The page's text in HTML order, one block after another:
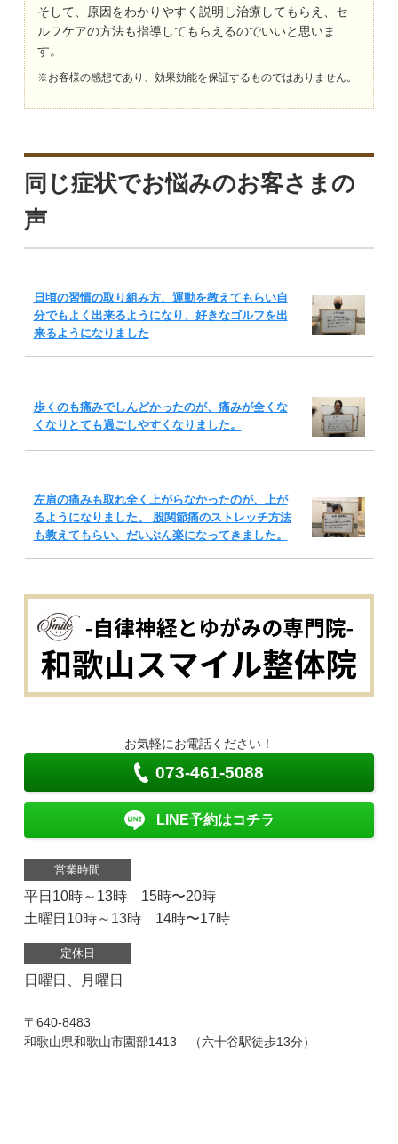
そして、原因をわかりやすく説明し治療してもらえ、セ
ルフケアの方法も指導してもらえるのでいいと思いま
す。
※お客様の感想であり、効果効能を保証するものではありません。
同じ症状でお悩みのお客さまの
声
日頃の習慣の取り組み方、運動を教えてもらい自
分でもよく出来るようになり、好きなゴルフを出
来るようになりました
歩くのも痛みでしんどかったのが、痛みが全くな
くなりとても過ごしやすくなりました。
左肩の痛みも取れ全く上がらなかったのが、上が
るようになりました。 股関節痛のストレッチ方法
も教えてもらい、だいぶん楽になってきました。
お気軽にお電話ください！
073-461-5088
LINE予約はコチラ
営業時間
平日10時～13時 15時〜20時
土曜日10時～13時 14時〜17時
定休日
日曜日、月曜日
〒640-8483
和歌山県和歌山市園部1413 （六十谷駅徒歩13分）